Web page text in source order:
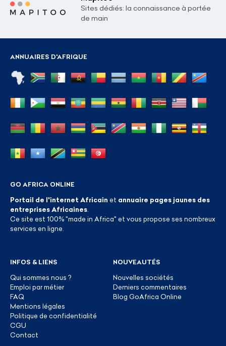
Sites dédiés: la connaissance à portée
de main
ANNUAIRES D'AFRIQUE
GO AFRICA ONLINE
Portail de l'internet Africain et annuaire pages jaunes des
entreprises Africaines
Ce site est 100% "made in Africa" et vous propose ses nombreux
services en ligne.
INFOS & LIENS
Qui sommes nous ?
Emploi par métier
FAQ
Mentions légales
Politique de confidentialité
CGU
Contact
NOUVEAUTÉS
Nouvelles sociétés
Derniers commentaires
Blog GoAfrica Online